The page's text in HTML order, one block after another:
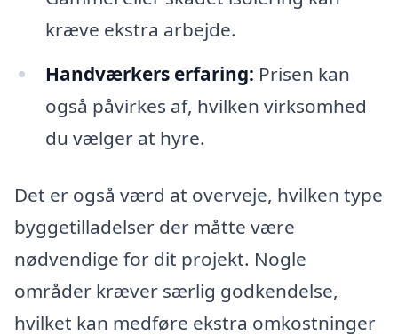
kræve ekstra arbejde.
Handværkers erfaring: Prisen kan
også påvirkes af, hvilken virksomhed
du vælger at hyre.
Det er også værd at overveje, hvilken type
byggetilladelser der måtte være
nødvendige for dit projekt. Nogle
områder kræver særlig godkendelse,
hvilket kan medføre ekstra omkostninger